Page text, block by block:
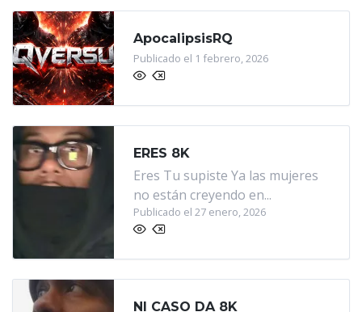
ApocalipsisRQ
Publicado el 1 febrero, 2026
ERES 8K
Eres Tu supiste Ya las mujeres
no están creyendo en...
Publicado el 27 enero, 2026
NI CASO DA 8K